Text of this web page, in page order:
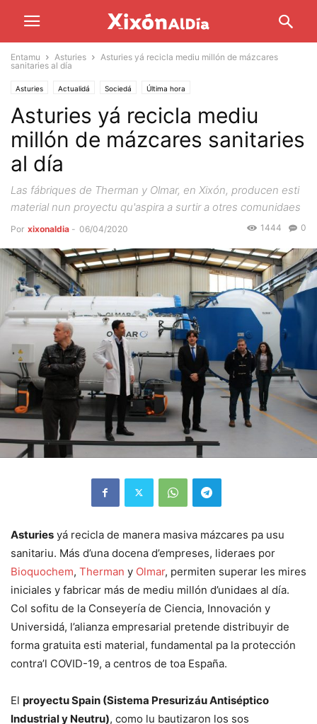
Entamu Asturies
Asturies yá recicla mediu millón de mázcares
sanitaries al día
Asturies Actualidá Sociedá Última hora
Asturies yá recicla mediu
millón de mázcares sanitaries
al día
Las fábriques de Therman y Olmar, en Xixón, producen esti
material nun proyectu qu'aspira a surtir a otres comunidaes
Por xixonaldia - 06/04/2020 0
1444
Asturies yá recicla de manera masiva mázcares pa usu
sanitariu. Más d’una docena d’empreses, lideraes por
Bioquochem, Therman y Olmar, permiten superar les mires
iniciales y fabricar más de mediu millón d’unidaes al día.
Col sofitu de la Conseyería de Ciencia, Innovación y
Universidá, l’alianza empresarial pretende distribuyir de
forma gratuita esti material, fundamental pa la protección
contra’l COVID-19, a centros de toa España.
El proyectu Spain (Sistema Presurizáu Antiséptico
Industrial y Neutru), como lu bautizaron los sos